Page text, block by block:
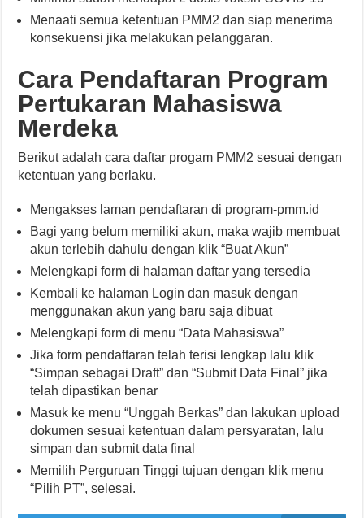
Menaati semua ketentuan PMM2 dan siap menerima
konsekuensi jika melakukan pelanggaran.
Cara Pendaftaran Program
Pertukaran Mahasiswa
Merdeka
Berikut adalah cara daftar progam PMM2 sesuai dengan
ketentuan yang berlaku.
Mengakses laman pendaftaran di program-pmm.id
Bagi yang belum memiliki akun, maka wajib membuat
akun terlebih dahulu dengan klik “Buat Akun”
Melengkapi form di halaman daftar yang tersedia
Kembali ke halaman Login dan masuk dengan
menggunakan akun yang baru saja dibuat
Melengkapi form di menu “Data Mahasiswa”
Jika form pendaftaran telah terisi lengkap lalu klik
“Simpan sebagai Draft” dan “Submit Data Final” jika
telah dipastikan benar
Masuk ke menu “Unggah Berkas” dan lakukan upload
dokumen sesuai ketentuan dalam persyaratan, lalu
simpan dan submit data final
Memilih Perguruan Tinggi tujuan dengan klik menu
“Pilih PT”, selesai.